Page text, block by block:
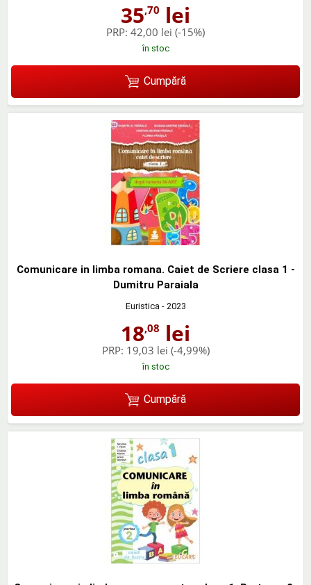
35,70 lei
PRP: 42,00 lei (-15%)
în stoc
Cumpără
Comunicare in limba romana. Caiet de Scriere clasa 1 -
Dumitru Paraiala
Euristica - 2023
18,08 lei
PRP: 19,03 lei (-4,99%)
în stoc
Cumpără